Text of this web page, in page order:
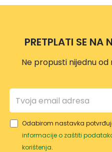
PRETPLATI SE NA
Ne propusti nijednu
Odabirom nastavka
informacije o zaštiti
korištenja.